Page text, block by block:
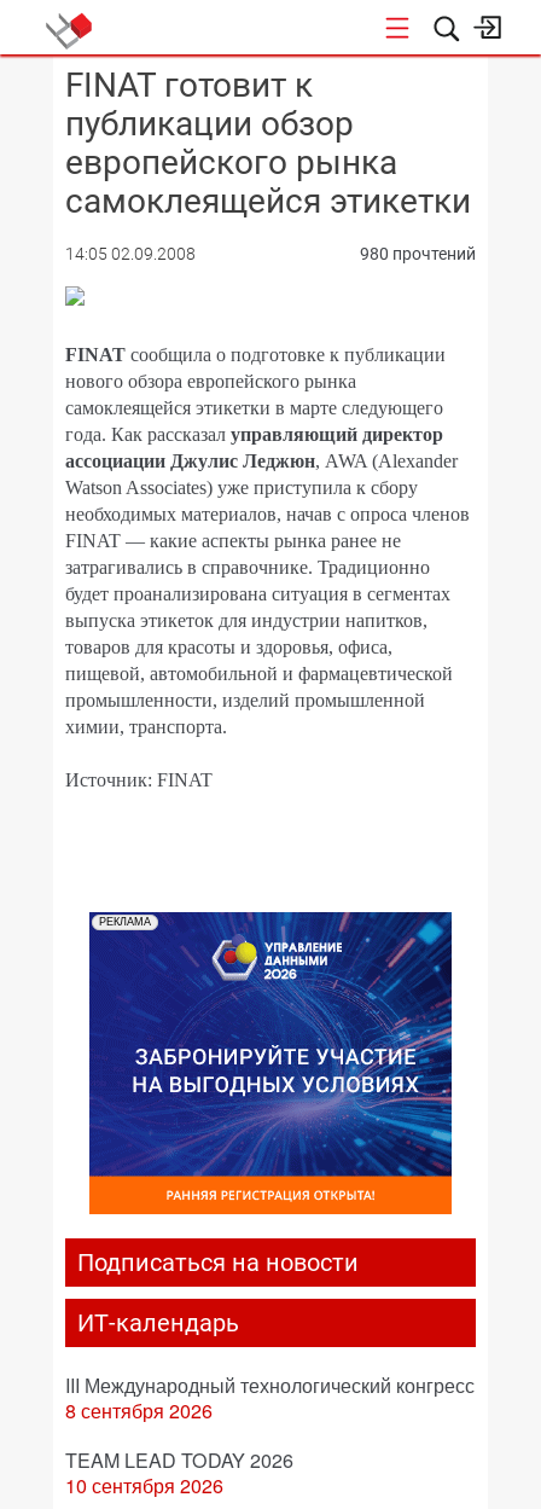
КОНФЕРЕНЦИИ
FINAT готовит к
публикации обзор
европейского рынка
самоклеящейся этикетки
14:05 02.09.2008 980 прочтений
FINAT сообщила о подготовке к публикации
нового обзора европейского рынка
самоклеящейся этикетки в марте следующего
года. Как рассказал управляющий директор
ассоциации Джулис Леджюн, AWA (Alexander
Watson Associates) уже приступила к сбору
необходимых материалов, начав с опроса членов
FINAT — какие аспекты рынка ранее не
затрагивались в справочнике. Традиционно
будет проанализирована ситуация в сегментах
выпуска этикеток для индустрии напитков,
товаров для красоты и здоровья, офиса,
пищевой, автомобильной и фармацевтической
промышленности, изделий промышленной
химии, транспорта.
Источник: FINAT
РЕКЛАМА
Подписаться на новости
ИТ-календарь
III Международный технологический конгресс
8 сентября 2026
TEAM LEAD TODAY 2026
10 сентября 2026